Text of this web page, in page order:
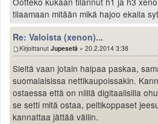
tilaamaan mitään mikä hajoo ekalla
Re: Valoista (xenon)...
Kirjoittanut Jupesetä » 20.2.2014 3:38
Sieltä vaan jotain halpaa paskaa,
suomalaisissa nettikaupoissakin.
ostaessa että on niillä digitaalisilla
se setti mitä ostaa, peltikoppaset
kannattaa jättää väliin.